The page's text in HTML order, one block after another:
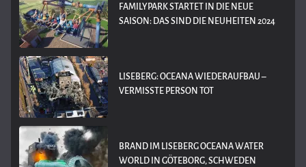
FAMILYPARK STARTET IN DIE NEUE
SAISON: DAS SIND DIE NEUHEITEN 2024
LISEBERG: OCEANA WIEDERAUFBAU –
VERMISSTE PERSON TOT
BRAND IM LISEBERG OCEANA WATER
WORLD IN GÖTEBORG, SCHWEDEN